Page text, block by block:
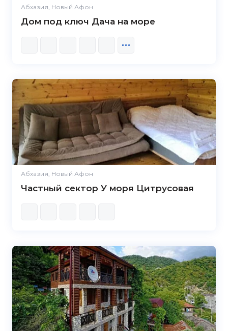
Абхазия, Новый Афон
Дом под ключ Дача на море
Абхазия, Новый Афон
Частный сектор У моря Цитрусовая